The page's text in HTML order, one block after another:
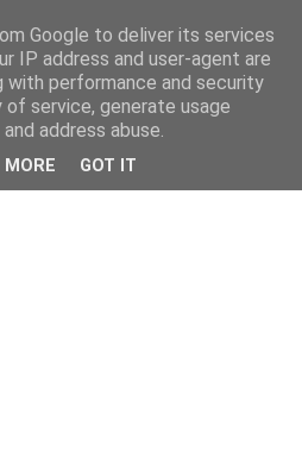
Google to deliver its services
IP address and user-agent are
with performance and security
service, generate usage
address abuse.
MORE GOT IT